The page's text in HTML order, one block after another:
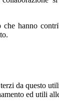
hanno
da questo
ed utili